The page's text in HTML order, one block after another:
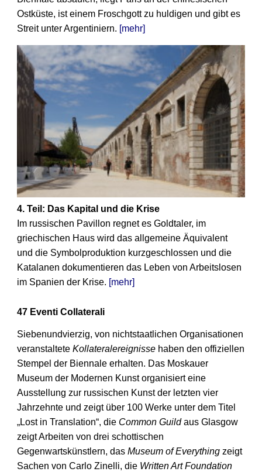
Ostküste, ist einem Froschgott zu huldigen und gibt es
Streit unter Argentiniern. [mehr]
4. Teil: Das Kapital und die Krise
Im russischen Pavillon regnet es Goldtaler, im
griechischen Haus wird das allgemeine Äquivalent
und die Symbolproduktion kurzgeschlossen und die
Katalanen dokumentieren das Leben von Arbeitslosen
im Spanien der Krise. [mehr]
47 Eventi Collaterali
Siebenundvierzig, von nichtstaatlichen Organisationen
veranstaltete Kollateralereignissehaben den offiziellen
Stempel der Biennale erhalten. Das Moskauer
Museum der Modernen Kunst organisiert eine
Ausstellung zur russischen Kunst der letzten vier
Jahrzehnte und zeigt über 100 Werke unter dem Titel
„Lost in Translation“, die Common Guildaus Glasgow
zeigt Arbeiten von drei schottischen
Gegenwartskünstlern, das Museum of Everythingzeigt
Sachen von Carlo Zinelli, die Written Art Foundation